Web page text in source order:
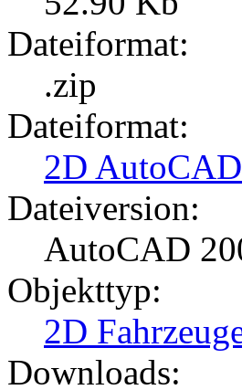
Dateiformat:
.zip
Dateiformat:
2D
Dateiversion:
AutoCAD
Objekttyp:
2D
Downloads: